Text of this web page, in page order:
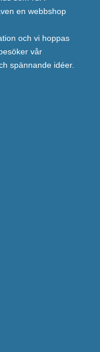
en webbshop
och vi hoppas
vår
spännande idéer.